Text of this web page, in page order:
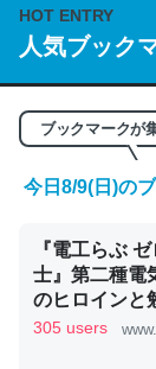
https://
/064121
─GPTの仕組み
くらい。小説
ど、短期記憶
─GPTの仕組み
HOT ENTRY
人気ブック
ブックマークが
今日8/9(日)の
『電工らぶ
士』第二種電
のヒロインと
ら“過去問
305 users